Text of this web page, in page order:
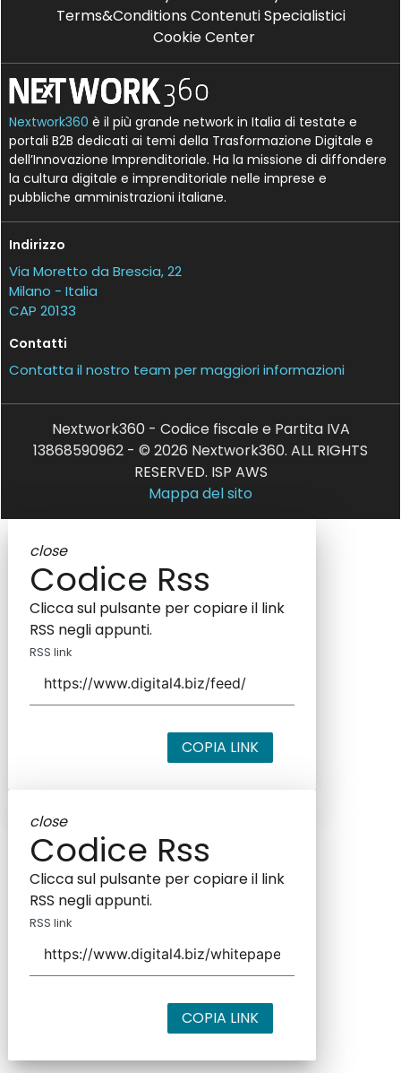
Terms&Conditions Contenuti Specialistici
Cookie Center
Nextwork360 è il più grande network in Italia di testate e
portali B2B dedicati ai temi della Trasformazione Digitale e
dell’Innovazione Imprenditoriale. Ha la missione di diffondere
la cultura digitale e imprenditoriale nelle imprese e
pubbliche amministrazioni italiane.
Indirizzo
Via Moretto da Brescia, 22
Milano - Italia
CAP 20133
Contatti
Contatta il nostro team per maggiori informazioni
Nextwork360 - Codice fiscale e Partita IVA
13868590962 - © 2026 Nextwork360. ALL RIGHTS
RESERVED. ISP AWS
Mappa del sito
close
Codice Rss
Clicca sul pulsante per copiare il link
RSS negli appunti.
RSS link
COPIA LINK
close
Codice Rss
Clicca sul pulsante per copiare il link
RSS negli appunti.
RSS link
COPIA LINK